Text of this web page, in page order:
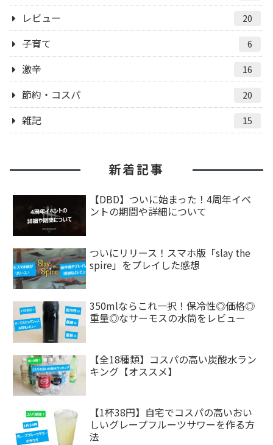
レビュー 20
子育て 6
激辛 16
節約・コスパ 20
雑記 15
新着記事
【DBD】ついに始まった！4周年イベ
ントの期間や詳細について
ついにリリース！スマホ版「slay the
spire」をプレイした感想
350mlならこれ一択！保冷性◎価格◎
重量◎なサーモスの水筒をレビュー
【全18種類】コスパの高い炭酸水ラン
キング【オススメ】
【1杯38円】自宅でコスパの高いおい
しいグレープフルーツサワーを作る方
法